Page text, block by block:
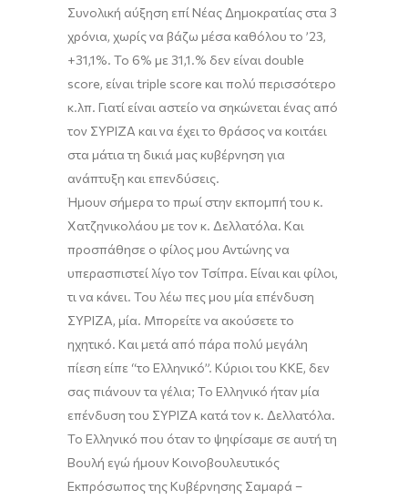
Συνολική αύξηση επί Νέας Δημοκρατίας στα 3
χρόνια, χωρίς να βάζω μέσα καθόλου το ’23,
+31,1%. Το 6% με 31,1.% δεν είναι double
score, είναιtriple score και πολύ περισσότερο
κ.λπ. Γιατί είναι αστείο να σηκώνεται ένας από
τον ΣΥΡΙΖΑ και να έχει το θράσος να κοιτάει
στα μάτια τη δικιά μας κυβέρνηση για
ανάπτυξη και επενδύσεις.
Ήμουν σήμερα το πρωί στην εκπομπή του κ.
Χατζηνικολάου με τον κ. Δελλατόλα. Και
προσπάθησε ο φίλος μου Αντώνης να
υπερασπιστεί λίγο τον Τσίπρα. Είναι και φίλοι,
τι να κάνει. Του λέω πες μου μία επένδυση
ΣΥΡΙΖΑ, μία. Μπορείτε να ακούσετε το
ηχητικό. Και μετά από πάρα πολύ μεγάλη
πίεση είπε “το Ελληνικό”. Κύριοι του ΚΚΕ, δεν
σας πιάνουν τα γέλια; Το Ελληνικό ήταν μία
επένδυση του ΣΥΡΙΖΑ κατά τον κ. Δελλατόλα.
Το Ελληνικό που όταν το ψηφίσαμε σε αυτή τη
Βουλή εγώ ήμουν Κοινοβουλευτικός
Εκπρόσωπος της Κυβέρνησης Σαμαρά –